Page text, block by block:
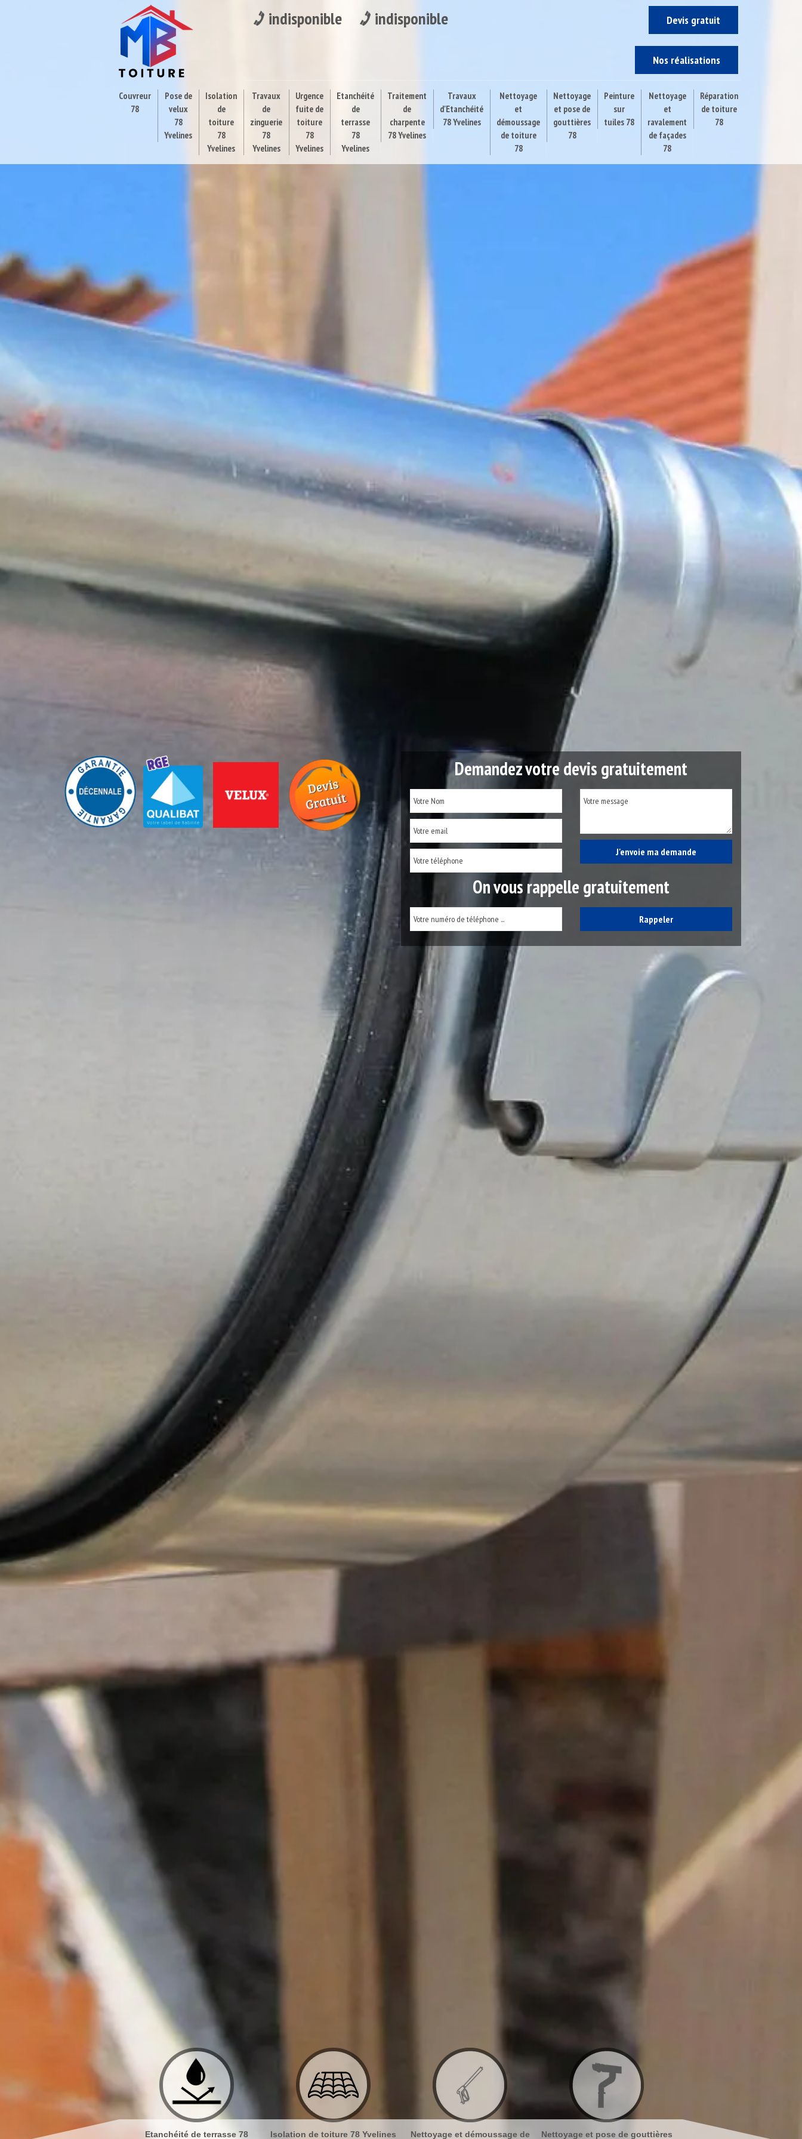
indisponible indisponible Devis gratuit
Nos réalisations
Couvreur
78
Pose de
velux
78
Yvelines
Isolation
de
toiture
78
Yvelines
Travaux
de
zinguerie
78
Yvelines
Urgence
fuite de
toiture
78
Yvelines
Etanchéité
de
terrasse
78
Yvelines
Traitement
de
charpente
78 Yvelines
Travaux
d'Etanchéité
78 Yvelines
Nettoyage
et
démoussage
de toiture
78
Nettoyage
et pose de
gouttières
78
Peinture
sur
tuiles 78
Nettoyage
et
ravalement
de façades
78
Réparation
de toiture
78
Demandez votre devis gratuitement
On vous rappelle gratuitement
Etanchéité de terrasse 78 Isolation de toiture 78 Yvelines Nettoyage et démoussage de Nettoyage et pose de gouttières Nettoyage et ravalement de Peinture sur tuiles 78